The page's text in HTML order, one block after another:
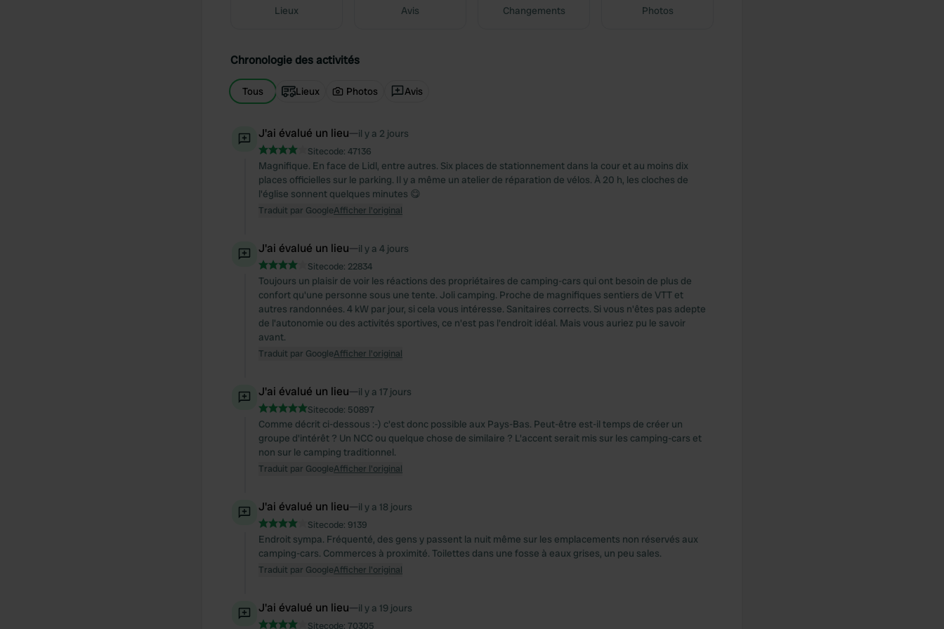
Lieux Avis Changements Photos
Chronologie des activités
Tous Lieux Photos Avis
J'ai évalué un lieu—il y a 2 jours
Sitecode: 47136
Magnifique. En face de Lidl, entre autres. Six places de stationnement dans la cour et au moins dix
places officielles sur le parking. Il y a même un atelier de réparation de vélos. À 20 h, les cloches de
l'église sonnent quelques minutes 😋
Traduit par GoogleAfficher l'original
J'ai évalué un lieu—il y a 4 jours
Sitecode: 22834
Toujours un plaisir de voir les réactions des propriétaires de camping-cars qui ont besoin de plus de
confort qu'une personne sous une tente. Joli camping. Proche de magnifiques sentiers de VTT et
autres randonnées. 4 kW par jour, si cela vous intéresse. Sanitaires corrects. Si vous n'êtes pas adepte
de l'autonomie ou des activités sportives, ce n'est pas l'endroit idéal. Mais vous auriez pu le savoir
avant.
Traduit par GoogleAfficher l'original
J'ai évalué un lieu—il y a 17 jours
Sitecode: 50897
Comme décrit ci-dessous :-) c'est donc possible aux Pays-Bas. Peut-être est-il temps de créer un
groupe d'intérêt ? Un NCC ou quelque chose de similaire ? L'accent serait mis sur les camping-cars et
non sur le camping traditionnel.
Traduit par GoogleAfficher l'original
J'ai évalué un lieu—il y a 18 jours
Sitecode: 9139
Endroit sympa. Fréquenté, des gens y passent la nuit même sur les emplacements non réservés aux
camping-cars. Commerces à proximité. Toilettes dans une fosse à eaux grises, un peu sales.
Traduit par GoogleAfficher l'original
J'ai évalué un lieu—il y a 19 jours
Sitecode: 70305